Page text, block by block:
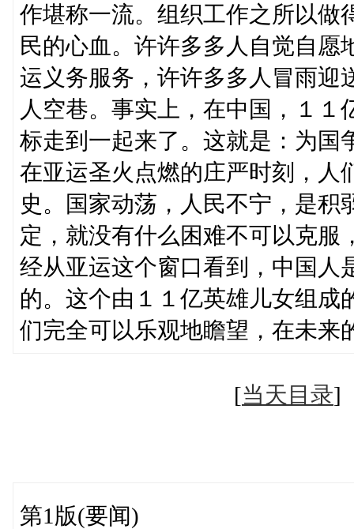
作堪称一流。组织工作之所以做
民的心血。许许多多人自觉自
运义务服务，许许多多人冒雨迎
人空巷。事实上，在中国，１
标走到一起来了。这就是：为国
在亚运圣火点燃的庄严时刻，人
史。国家动荡，人民不宁，是
定，就没有什么困难不可以克服
经从亚运这个窗口看到，中国人
的。这个由１１亿英雄儿女组成
们完全可以乐观地瞻望，在未来
[当天目录
第1版(要闻)